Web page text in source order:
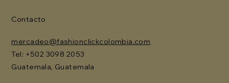
Contacto
mercadeo@fashionclickcolombia.com
Tel: ‪+502 3098 2053‬
Guatemala, Guatemala